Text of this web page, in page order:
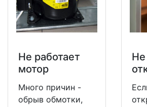
Не работает
мотор
Много причин -
обрыв обмотки,
Не